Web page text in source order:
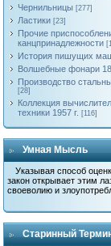
Чернильницы [277]
Ластики [23]
Прочие
канцпринадлежности
История пишущих
Волшебные фонари
Производство
[28]
Коллекция
техники 1957 г. [116]
Умная Мысль
Указывая способ
закон открывает этим
своеволию и
Старинный